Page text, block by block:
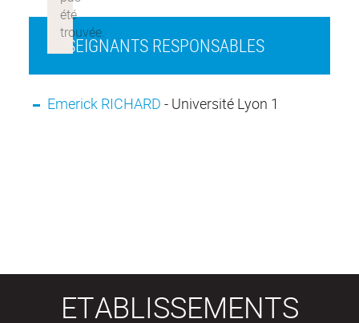
ENSEIGNANTS RESPONSABLES
Emerick RICHARD - Université Lyon 1
ETABLISSEMENTS